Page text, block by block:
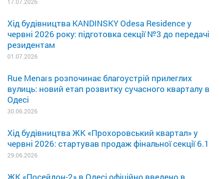
Хід будівництва KANDINSKY Odesa Residence у
червні 2026 року: підготовка секції №3 до передачі
резидентам
01.07.2026
Rue Menars розпочинає благоустрій прилеглих
вулиць: новий етап розвитку сучасного кварталу в
Одесі
30.06.2026
Хід будівництва ЖК «Прохоровський квартал» у
червні 2026: стартував продаж фінальної секції 6.1
29.06.2026